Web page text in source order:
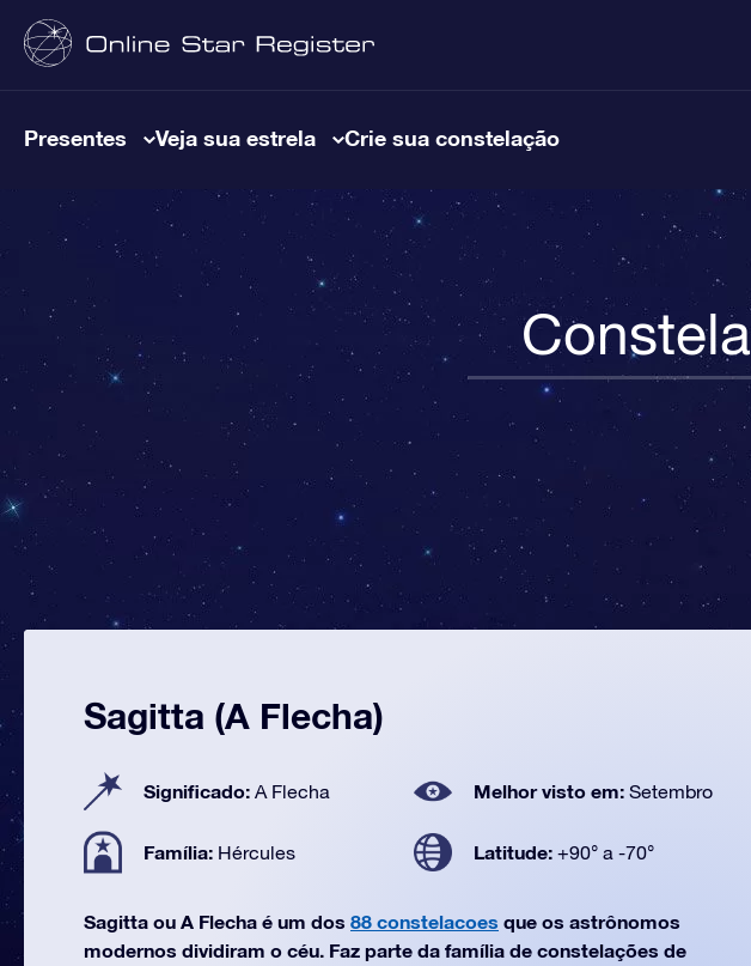
Presentes Veja sua estrela Crie sua constelação
Sagitta (A Flecha)
Significado: A Flecha Melhor visto em: Setembro
Família: Hércules Latitude: +90° a -70°
Sagitta ou A Flecha é um dos 88 constelacoes que os astrônomos
modernos dividiram o céu. Faz parte da família de constelações de